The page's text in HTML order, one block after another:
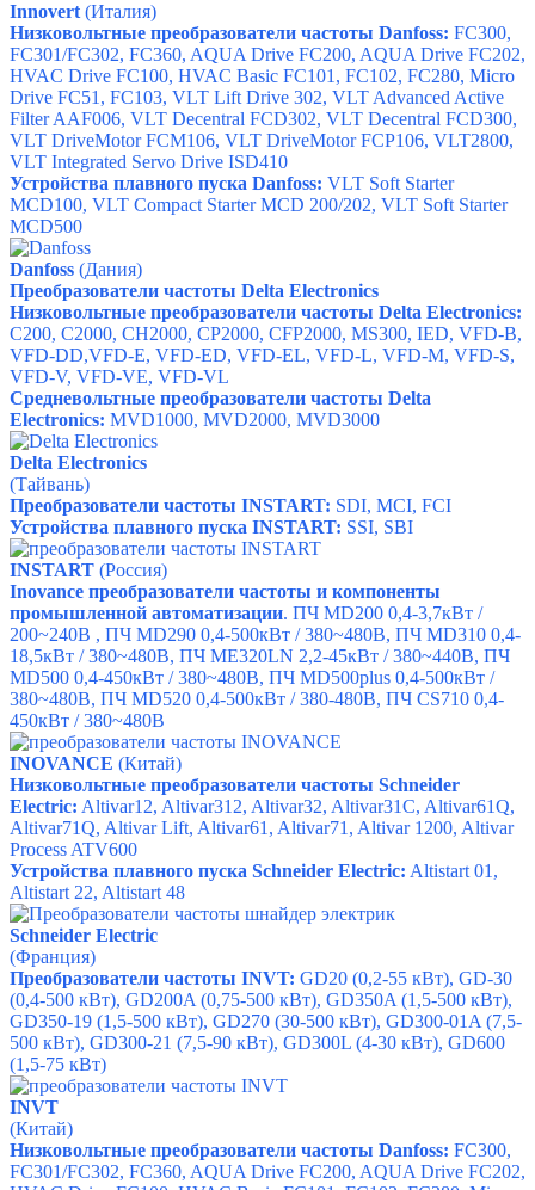
Innovert (Италия)
Низковольтные преобразователи частоты Danfoss: FC300,
FC301/FC302, FC360, AQUA Drive FC200, AQUA Drive FC202,
HVAC Drive FC100, HVAC Basic FC101, FC102, FC280, Micro
Drive FC51 , FC103, VLT Lift Drive 302, VLT Advanced Active
Filter AAF006, VLT Decentral FCD302, VLT Decentral FCD300,
VLT DriveMotor FCM106, VLT DriveMotor FCP106, VLT2800,
VLT Integrated Servo Drive ISD410
Устройства плавного пуска Danfoss: VLT Soft Starter
MCD100, VLT Compact Starter MCD 200/202, VLT Soft Starter
MCD500
Danfoss (Дания)
Преобразователи частоты Delta Electronics
Низковольтные преобразователи частоты Delta Electronics:
C200, C2000, CH2000, CP2000, CFP2000, MS300, IED, VFD-B,
VFD-DD,VFD-E, VFD-ED, VFD-EL, VFD-L, VFD-M, VFD-S,
VFD-V, VFD-VE, VFD-VL
Средневольтные преобразователи частоты Delta
Electronics: MVD1000, MVD2000, MVD3000
Delta Electronics
(Тайвань)
Преобразователи частоты INSTART: SDI, MCI, FCI
Устройства плавного пуска INSTART: SSI, SBI
INSTART (Россия)
Inovance преобразователи частоты и компоненты
промышленной автоматизации. ПЧ MD200 0,4-3,7кВт /
200~240В , ПЧ MD290 0,4-500кВт / 380~480В, ПЧ MD310 0,4-
18,5кВт / 380~480В, ПЧ ME320LN 2,2-45кВт / 380~440В, ПЧ
MD500 0,4-450кВт / 380~480В, ПЧ MD500plus 0,4-500кВт /
380~480В, ПЧ MD520 0,4-500кВт / 380-480В, ПЧ CS710 0,4-
450кВт / 380~480В
INOVANCE (Китай)
Низковольтные преобразователи частоты Schneider
Electric: Altivar12, Altivar312, Altivar32, Altivar31C, Altivar61Q,
Altivar71Q, Altivar Lift, Altivar61 , Altivar71 , Altivar 1200, Altivar
Process ATV600
Устройства плавного пуска Schneider Electric: Altistart 01 ,
Altistart 22, Altistart 48
Schneider Electric
(Франция)
Преобразователи частоты INVT: GD20 (0,2-55 кВт), GD-30
(0,4-500 кВт), GD200A (0,75-500 кВт), GD350A (1,5-500 кВт),
GD350-19 (1,5-500 кВт), GD270 (30-500 кВт), GD300-01A (7,5-
500 кВт), GD300-21 (7,5-90 кВт), GD300L (4-30 кВт), GD600
(1,5-75 кВт)
INVT
(Китай)
Низковольтные преобразователи частоты Danfoss: FC300,
FC301/FC302, FC360, AQUA Drive FC200, AQUA Drive FC202,